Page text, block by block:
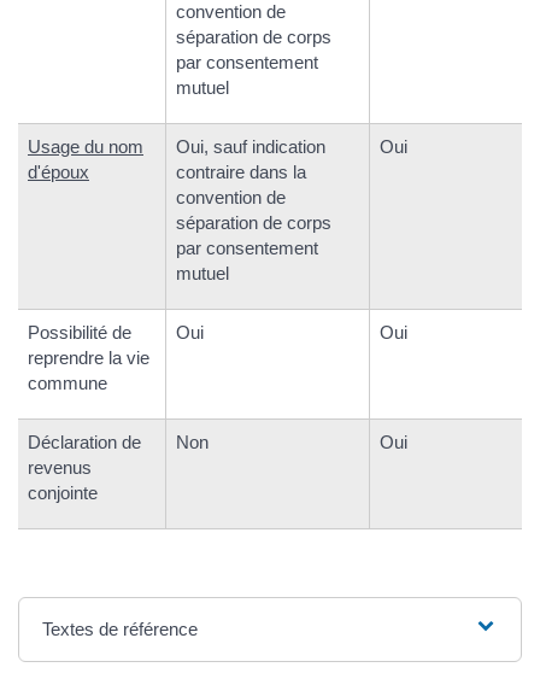
convention de
séparation de corps
par consentement
mutuel
Usage du nom
d'époux
Oui, sauf indication
contraire dans la
convention de
séparation de corps
par consentement
mutuel
Oui
Possibilité de
reprendre la vie
commune
Oui Oui
Déclaration de
revenus
conjointe
Non Oui
Textes de référence